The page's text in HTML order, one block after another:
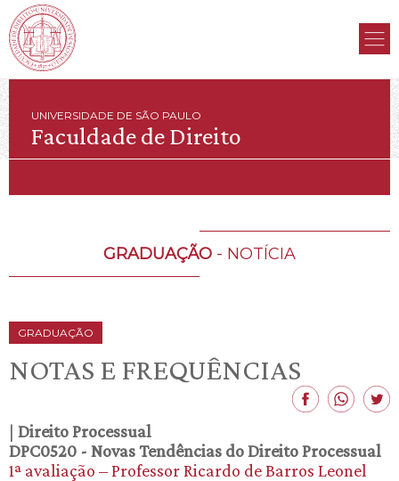
UNIVERSIDADE DE SÃO PAULO
Faculdade de Direito
GRADUAÇÃO - NOTÍCIA
GRADUAÇÃO
NOTAS E FREQUÊNCIAS
| Direito Processual
DPC0520 - Novas Tendências do Direito Processual
1ª avaliação – Professor Ricardo de Barros Leonel